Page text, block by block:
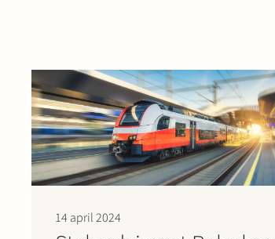
14 april 2024